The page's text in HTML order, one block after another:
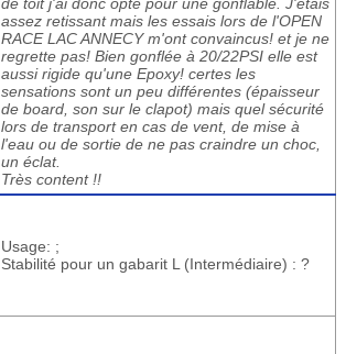
assez retissant mais les essais lors de l'OPEN
RACE LAC ANNECY m'ont convaincus! et je ne
regrette pas! Bien gonflée à 20/22PSI elle est
aussi rigide qu'une Epoxy! certes les
sensations sont un peu différentes (épaisseur
de board, son sur le clapot) mais quel sécurité
lors de transport en cas de vent, de mise à
l'eau ou de sortie de ne pas craindre un choc,
un éclat.
Très content !!
Usage: ;
Stabilité pour un gabarit L (Intermédiaire) : ?